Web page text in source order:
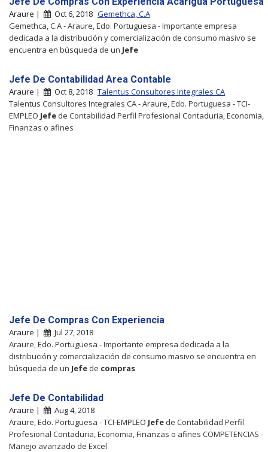
Araure | Oct 6, 2018 Gemethca, C.A
Gemethca, C.A - Araure, Edo. Portuguesa - Importante empresa
dedicada a la distribución y comercialización de consumo masivo se
encuentra en búsqueda de un Jefe
Jefe De Contabilidad Area Contable
Araure | Oct 8, 2018 Talentus Consultores Integrales CA
Talentus Consultores Integrales CA - Araure, Edo. Portuguesa - TCI-
EMPLEO Jefe de Contabilidad Perfil Profesional Contaduria, Economia,
Finanzas o afines
Jefe De Compras Con Experiencia
Araure |
Jul 27, 2018
Araure, Edo. Portuguesa - Importante empresa dedicada a la
distribución y comercialización de consumo masivo se encuentra en
búsqueda de un Jefe de compras
Jefe De Contabilidad
Araure |
Aug 4, 2018
Araure, Edo. Portuguesa - TCI-EMPLEO Jefe de Contabilidad Perfil
Profesional Contaduria, Economia, Finanzas o afines COMPETENCIAS -
Manejo avanzado de Excel